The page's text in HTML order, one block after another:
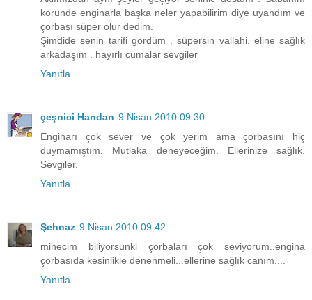
köründe enginarla başka neler yapabilirim diye uyandım ve
çorbası süper olur dedim.
Şimdide senin tarifi gördüm . süpersin vallahi. eline sağlık
arkadaşım . hayırlı cumalar sevgiler
Yanıtla
çeşnici Handan 9 Nisan 2010 09:30
Enginarı çok sever ve çok yerim ama çorbasını hiç
duymamıştım. Mutlaka deneyeceğim. Ellerinize sağlık.
Sevgiler.
Yanıtla
Şehnaz 9 Nisan 2010 09:42
minecim biliyorsunki çorbaları çok seviyorum..engina
çorbasıda kesinlikle denenmeli...ellerine sağlık canım....
Yanıtla